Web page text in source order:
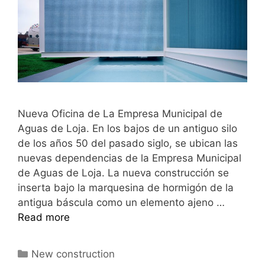
Nueva Oficina de La Empresa Municipal de
Aguas de Loja. En los bajos de un antiguo silo
de los años 50 del pasado siglo, se ubican las
nuevas dependencias de la Empresa Municipal
de Aguas de Loja. La nueva construcción se
inserta bajo la marquesina de hormigón de la
antigua báscula como un elemento ajeno …
Read more
New construction